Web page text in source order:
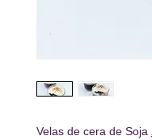
Velas de cera de Soja